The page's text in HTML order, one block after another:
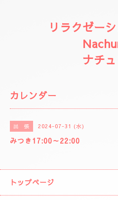
リラクゼー
ナチ
カレンダー
出 張 2024-07-31 (水)
みつき17:00～22:00
トップページ